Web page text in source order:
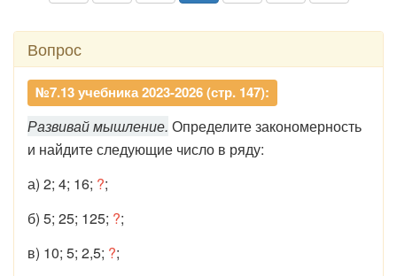
Вопрос
№7.13 учебника 2023-2026 (стр. 147):
Развивай мышление. Определите закономерность
и найдите следующие число в ряду:
а) 2; 4; 16; ?;
б) 5; 25; 125; ?;
в) 10; 5; 2,5; ?;